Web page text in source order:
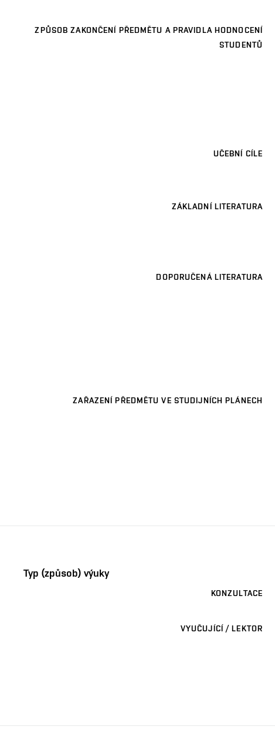
ZPŮSOB ZAKONČENÍ PŘEDMĚTU A PRAVIDLA HODNOCENÍ
STUDENTŮ
UČEBNÍ CÍLE
ZÁKLADNÍ LITERATURA
DOPORUČENÁ LITERATURA
ZAŘAZENÍ PŘEDMĚTU VE STUDIJNÍCH PLÁNECH
Typ (způsob) výuky
KONZULTACE
VYUČUJÍCÍ / LEKTOR